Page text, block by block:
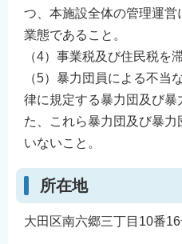
つ、本施設全体の管理運
業態であること。
（4）事業税及び住民税を
（5）暴力団員による不当
律に規定する暴力団及び暴
た、これら暴力団及び暴
いないこと。
所在地
大田区南六郷三丁目10番